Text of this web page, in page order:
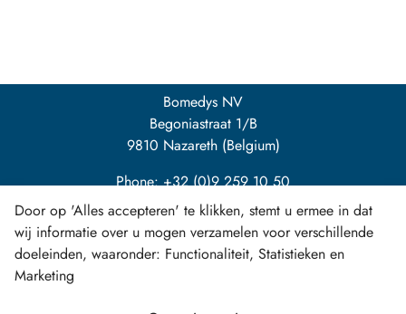
Bomedys NV
Begoniastraat 1/B
9810 Nazareth (Belgium)
Phone: +32 (0)9 259 10 50
info@bomedys.be
Door op 'Alles accepteren' te klikken, stemt u ermee in dat
wij informatie over u mogen verzamelen voor verschillende
doeleinden, waaronder: Functionaliteit, Statistieken en
Marketing